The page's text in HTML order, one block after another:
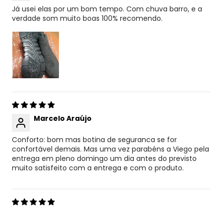
Já usei elas por um bom tempo. Com chuva barro, e a
verdade som muito boas 100% recomendo.
Marcelo Araújo
Conforto: bom mas botina de seguranca se for
confortável demais. Mas uma vez parabéns a Viego pela
entrega em pleno domingo um dia antes do previsto
muito satisfeito com a entrega e com o produto.